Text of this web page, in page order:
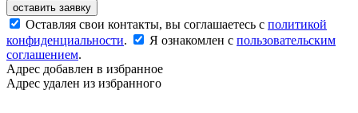
оставить заявку
Оставляя свои контакты, вы соглашаетесь с политикой
конфиденциальности. Я ознакомлен с пользовательским
соглашением.
Адрес добавлен в избранное
Адрес удален из избранного